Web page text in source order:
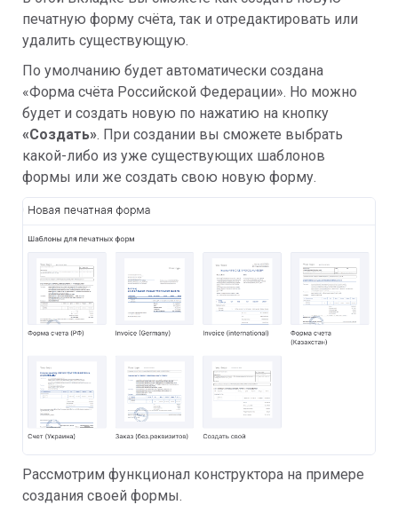
печатную форму счёта, так и отредактировать или
удалить существующую.
По умолчанию будет автоматически создана
«Форма счёта Российской Федерации». Но можно
будет и создать новую по нажатию на кнопку
«Создать». При создании вы сможете выбрать
какой-либо из уже существующих шаблонов
формы или же создать свою новую форму.
Рассмотрим функционал конструктора на примере
создания своей формы.